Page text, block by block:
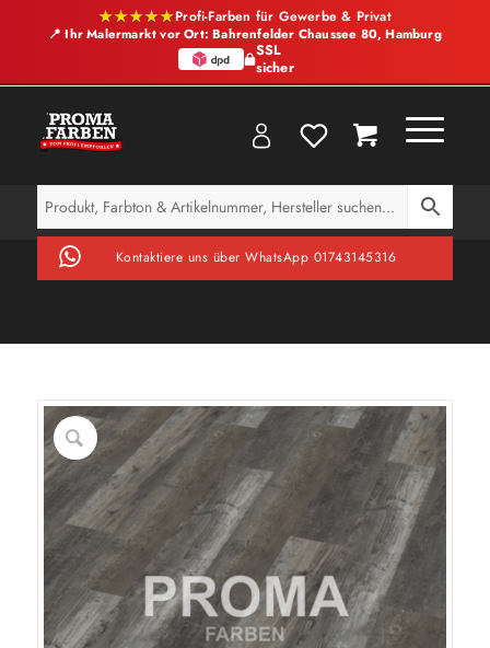
★★★★★Profi-Farben für Gewerbe & Privat
📍 Ihr Malermarkt vor Ort: Bahrenfelder Chaussee 80, Hamburg
SSL
sicher
Kontaktiere uns über WhatsApp 01743145316